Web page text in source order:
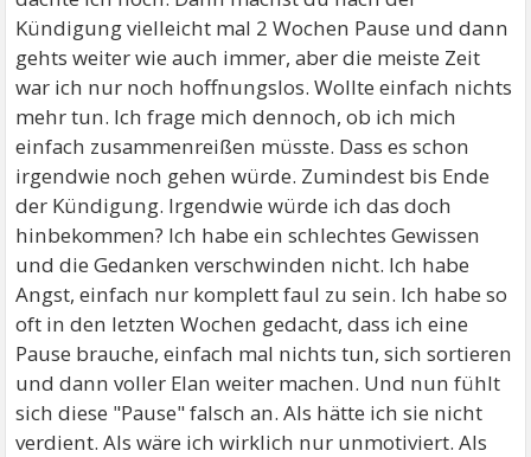
Kündigung vielleicht mal 2 Wochen Pause und dann
gehts weiter wie auch immer, aber die meiste Zeit
war ich nur noch hoffnungslos. Wollte einfach nichts
mehr tun. Ich frage mich dennoch, ob ich mich
einfach zusammenreißen müsste. Dass es schon
irgendwie noch gehen würde. Zumindest bis Ende
der Kündigung. Irgendwie würde ich das doch
hinbekommen? Ich habe ein schlechtes Gewissen
und die Gedanken verschwinden nicht. Ich habe
Angst, einfach nur komplett faul zu sein. Ich habe so
oft in den letzten Wochen gedacht, dass ich eine
Pause brauche, einfach mal nichts tun, sich sortieren
und dann voller Elan weiter machen. Und nun fühlt
sich diese "Pause" falsch an. Als hätte ich sie nicht
verdient. Als wäre ich wirklich nur unmotiviert. Als